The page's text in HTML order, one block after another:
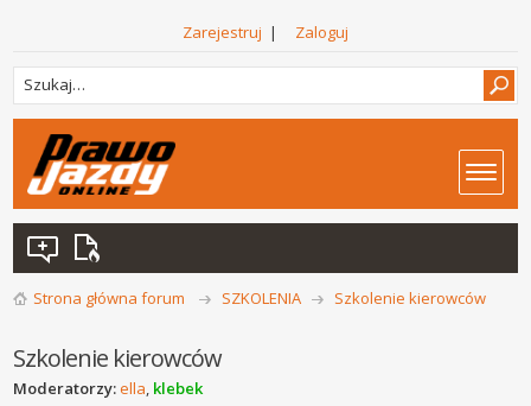
Zarejestruj | Zaloguj
Strona główna forum SZKOLENIA Szkolenie kierowców
Szkolenie kierowców
Moderatorzy:ella, klebek